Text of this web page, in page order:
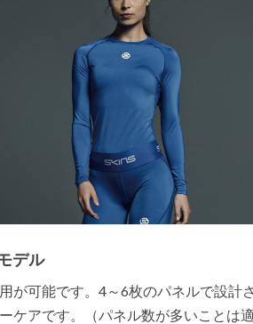
デル
が可能です。4～6枚のパネルで設計
ケアです。（パネル数が多いことは